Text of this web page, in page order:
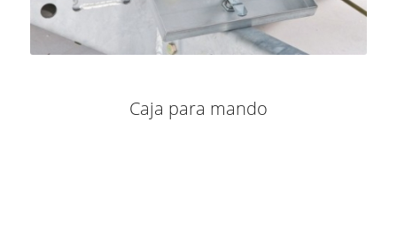
Caja para mando